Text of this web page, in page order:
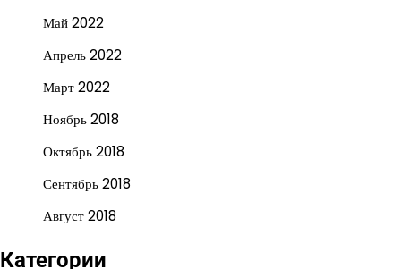
Май 2022
Апрель 2022
Март 2022
Ноябрь 2018
Октябрь 2018
Сентябрь 2018
Август 2018
Категории